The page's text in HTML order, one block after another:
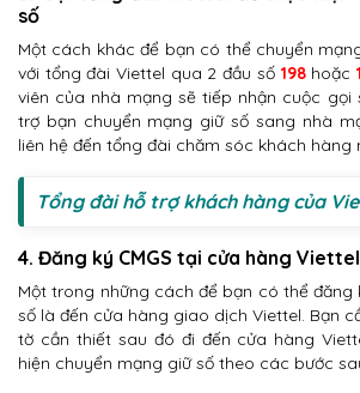
số
Một cách khác để bạn có thể chuyển
với tổng đài Viettel qua 2 đầu số 198hoặc
viên của nhà mạng sẽ tiếp nhận cuộc gọi
trợ bạn chuyển mạng giữ số sang nhà
liên hệ đến tổng đài chăm sóc khách hàng
Tổng đài hỗ trợ khách hàng của
4. Đăng ký CMGS tại cửa hàng Viettel
Một trong những cách để bạn có thể đăng
số là đến cửa hàng giao dịch Viettel. Bạn
tờ cần thiết sau đó đi đến cửa hàng
hiện chuyển mạng giữ số theo các bước